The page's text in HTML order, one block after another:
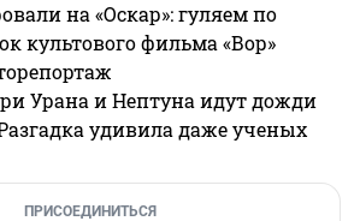
на «Оскар»: гуляем по
культового фильма «Вор»
Урана и Нептуна идут дожди
удивила даже ученых
ПРИСОЕДИНИТЬСЯ